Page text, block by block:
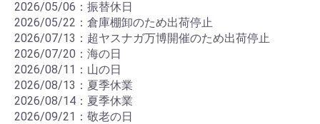
2026/05/06：振替休日
2026/05/22：倉庫棚卸のため出荷停止
2026/07/13：超ヤスナガ万博開催のため出荷停止
2026/07/20：海の日
2026/08/11：山の日
2026/08/13：夏季休業
2026/08/14：夏季休業
2026/09/21：敬老の日